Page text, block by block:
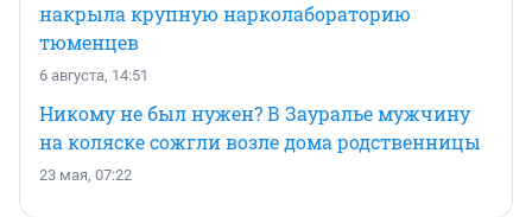
накрыла крупную нарколабораторию
тюменцев
6 августа, 14:51
Никому не был нужен? В Зауралье мужчину
на коляске сожгли возле дома родственницы
23 мая, 07:22